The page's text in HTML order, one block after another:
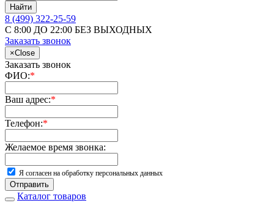
Найти
8 (499) 322-25-59
С 8:00 ДО 22:00 БЕЗ ВЫХОДНЫХ
Заказать звонок
×Close
Заказать звонок
ФИО:*
Ваш адрес:*
Телефон:*
Желаемое время звонка:
Я согласен на обработку персональных данных
Отправить
Каталог товаров